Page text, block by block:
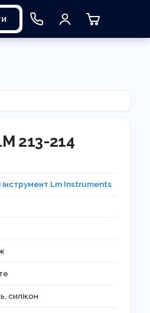
213-214
інструмент Lm Instruments
силікон